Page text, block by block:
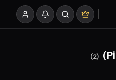
(
2
)